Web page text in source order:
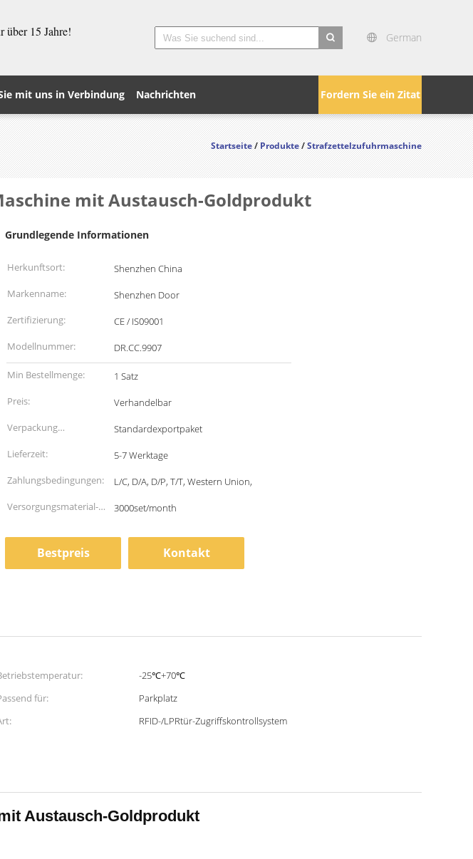
über 15 Jahre! German
Fordern Sie ein Zitat
mit uns in Verbindung Nachrichten
Startseite/Produkte/Strafzettelzufuhrmaschine
mit Austausch-Goldprodukt
Grundlegende Informationen
Herkunftsort:
Shenzhen China
Markenname:
Shenzhen Door
Zertifizierung:
CE / IS09001
Modellnummer:
DR.CC.9907
Min Bestellmenge:
1 Satz
Preis:
Verhandelbar
Verpackung
Informationen:
Standardexportpaket
Lieferzeit:
5-7 Werktage
Zahlungsbedingungen:
L/C, D/A, D/P, T/T, Western Union,
Versorgungsmaterial-
3000set/month
Bestpreis Kontakt
-25℃+70℃
für:
Parkplatz
RFID-/LPRtür-Zugriffskontrollsystem
Austausch-Goldprodukt